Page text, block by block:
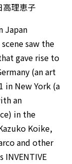
高理恵子
Japan
saw the
gave rise to
(an art
in New York (a
an
in the
Koike,
and other